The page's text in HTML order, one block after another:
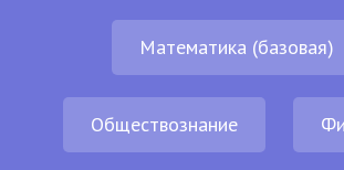
Математика (базовая)
Обществознание